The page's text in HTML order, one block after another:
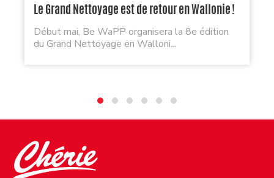
Le Grand Nettoyage est de retour en Wallonie !
Début mai, Be WaPP organisera la 8e édition
du Grand Nettoyage en Walloni...